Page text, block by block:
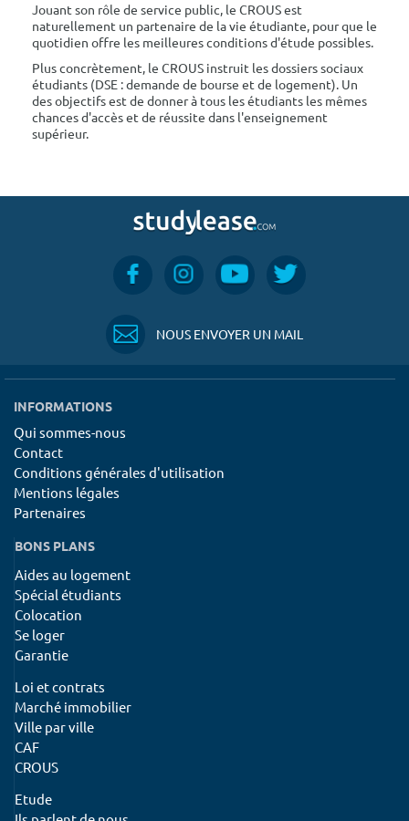
Jouant son rôle de service public, le CROUS est
naturellement un partenaire de la vie étudiante, pour que le
quotidien offre les meilleures conditions d'étude possibles.
Plus concrètement, le CROUS instruit les dossiers sociaux
étudiants (DSE : demande de bourse et de logement). Un
des objectifs est de donner à tous les étudiants les mêmes
chances d'accès et de réussite dans l'enseignement
supérieur.
NOUS ENVOYER UN MAIL
INFORMATIONS
Qui sommes-nous
Contact
Conditions générales d'utilisation
Mentions légales
Partenaires
BONS PLANS
Aides au logement
Spécial étudiants
Colocation
Se loger
Garantie
Loi et contrats
Marché immobilier
Ville par ville
CAF
CROUS
Etude